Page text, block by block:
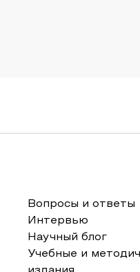
Вопросы и ответы
Интервью
Научный блог
Учебные и